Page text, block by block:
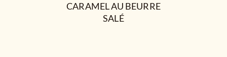
CARAMEL AU BEURRE
SALÉ